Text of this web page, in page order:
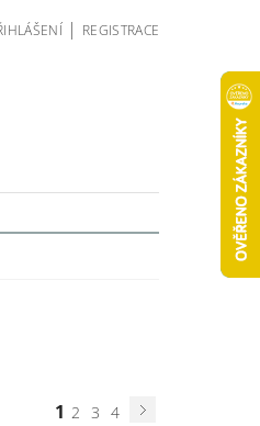
| REGISTRACE
1 2 3 4